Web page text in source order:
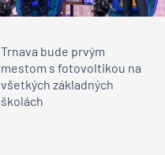
Trnava bude prvým
mestom s fotovoltikou na
všetkých základných
školách